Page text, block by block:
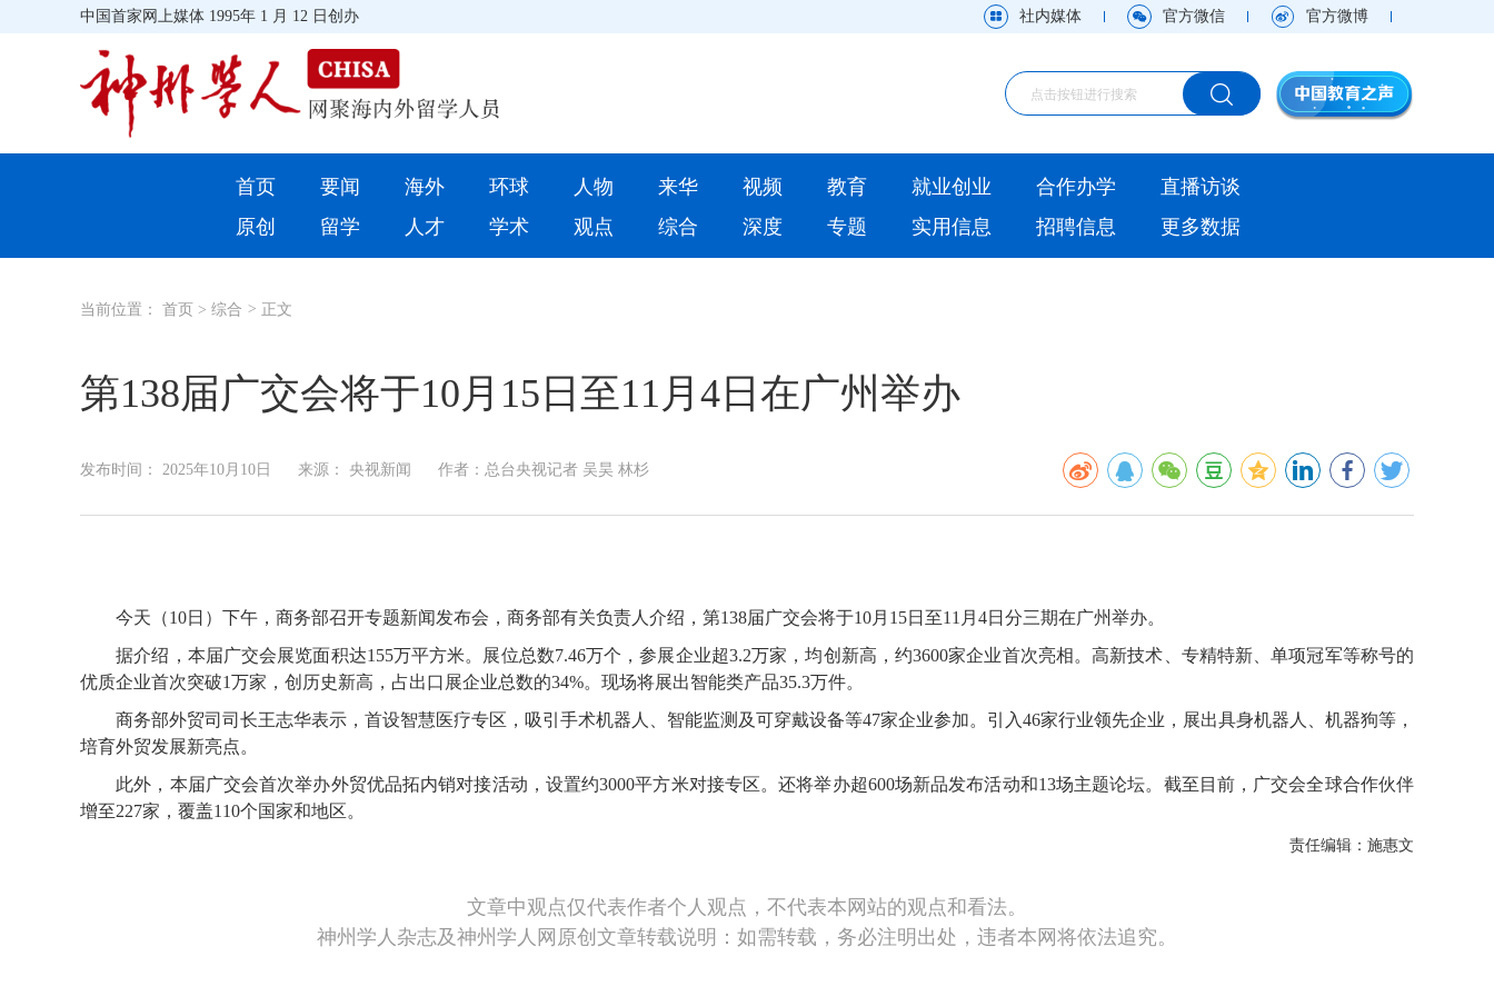
人物 来华
留学
招聘信息 更多数据
中国首家网上媒体 1995年 1 月 12 日创办 社内媒体 官方微信 官方微博
首页 要闻 海外 环球 人物 来华 视频 教育 就业创业 合作办学
直播访谈
原创
留学 人才 学术 观点 综合 深度 专题 实用信息 招聘信息 更多数据
当前位置： 首页 > 综合 > 正文
第138届广交会将于10月15日至11月4日在广州举办
发布时间： 2025年10月10日 来源： 央视新闻 作者：总台央视记者 吴昊 林杉
今天（10日）下午，商务部召开专题新闻发布会，商务部有关负责人介绍，第138届广交会将于10月15日至11月4日分三期在广州举办。
据介绍，本届广交会展览面积达155万平方米。展位总数7.46万个，参展企业超3.2万家，均创新高，约3600家企业首次亮相。高新技术、专精特新、单项冠军等称号的
优质企业首次突破1万家，创历史新高，占出口展企业总数的34%。现场将展出智能类产品35.3万件。
商务部外贸司司长王志华表示，首设智慧医疗专区，吸引手术机器人、智能监测及可穿戴设备等47家企业参加。引入46家行业领先企业，展出具身机器人、机器狗等，
培育外贸发展新亮点。
此外，本届广交会首次举办外贸优品拓内销对接活动，设置约3000平方米对接专区。还将举办超600场新品发布活动和13场主题论坛。截至目前，广交会全球合作伙伴
增至227家，覆盖110个国家和地区。
责任编辑：施惠文
文章中观点仅代表作者个人观点，不代表本网站的观点和看法。
神州学人杂志及神州学人网原创文章转载说明：如需转载，务必注明出处，违者本网将依法追究。